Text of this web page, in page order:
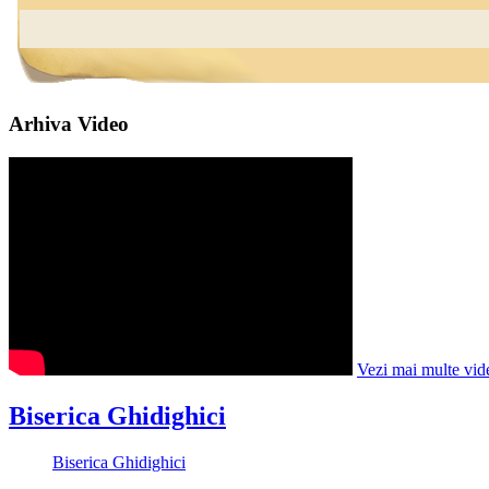
Arhiva Video
Vezi mai multe
Biserica Ghidighici
Biserica Ghidighici